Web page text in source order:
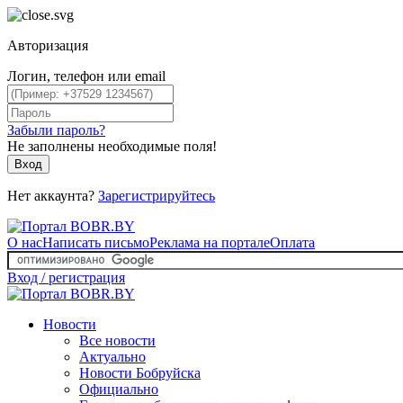
Авторизация
Логин, телефон или email
Забыли пароль?
Не заполнены необходимые поля!
Вход
Нет аккаунта? Зарегистрируйтесь
О насНаписать письмоРеклама на порталеОплата
Вход / регистрация
Новости
Все новости
Актуально
Новости Бобруйска
Официально